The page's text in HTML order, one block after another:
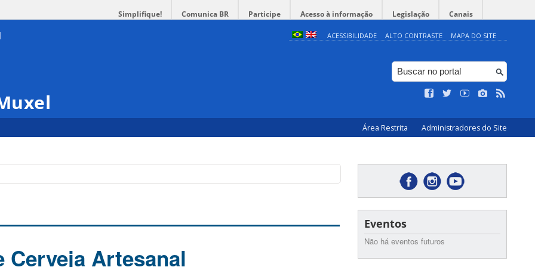
Simplifique! Comunica BR Participe Acesso à informação Legislação Canais
ACESSIBILIDADE ALTO CONTRASTE MAPA DO SITE
Área Restrita Administradores do Site
Cerveja Artesanal
Eventos
Não há eventos futuros